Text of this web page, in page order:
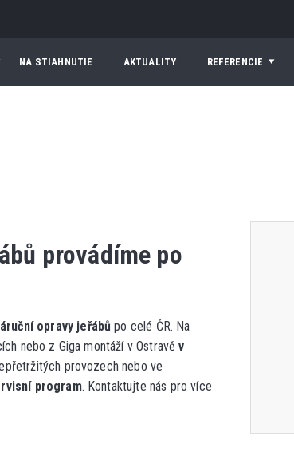
NA STIAHNUTIE AKTUALITY REFERENCIE
provádíme po
opravy jeřábů po celé ČR. Na
nebo z Giga montáží v Ostravěv
provozech nebo ve
program. Kontaktujte nás pro více